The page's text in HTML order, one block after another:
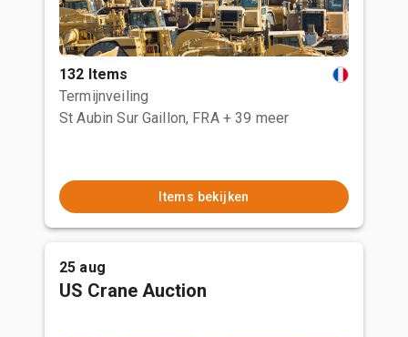
132 Items
Termijnveiling
St Aubin Sur Gaillon, FRA + 39 meer
Items bekijken
25 aug
US Crane Auction